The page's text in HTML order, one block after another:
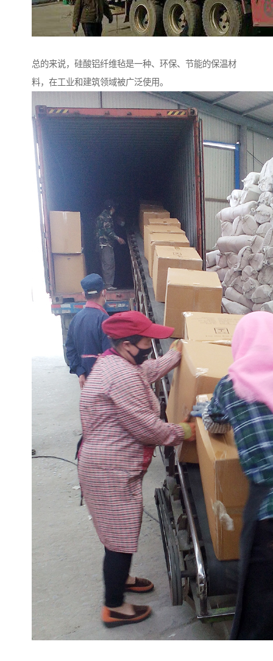
总的来说，硅酸铝纤维毡是一种、环保、节能的保温材
料，在工业和建筑领域被广泛使用。